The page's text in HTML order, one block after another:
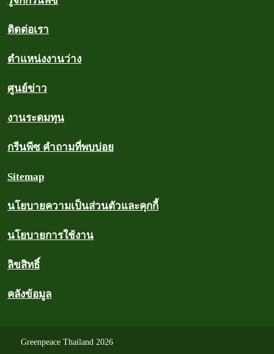
ติดต่อเรา
ตำแหน่งงานว่าง
ศูนย์ข่าว
งานระดมทุน
กรีนพีซ คำถามที่พบบ่อย
Sitemap
นโยบายความเป็นส่วนตัวและคุกกี้
นโยบายการใช้งาน
ลิขสิทธิ์
คลังข้อมูล
Greenpeace Thailand 2026